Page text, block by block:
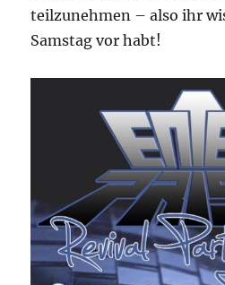
teilzunehmen – also ihr
Samstag vor habt!